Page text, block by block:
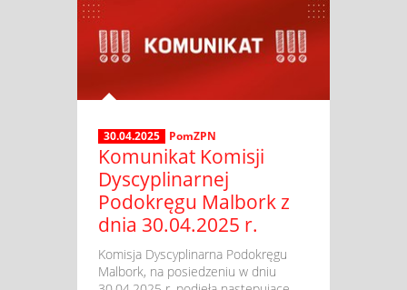
30.04.2025 PomZPN
Komunikat Komisji
Dyscyplinarnej
Podokręgu Malbork z
dnia 30.04.2025 r.
​ Komisja Dyscyplinarna Podokręgu
Malbork, na posiedzeniu w dniu